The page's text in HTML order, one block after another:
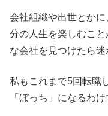
会社組織や出世とか
分の人生を楽しむこ
な会社を見つけたら迷
私もこれまで5回転職
「ぼっち」になるわ